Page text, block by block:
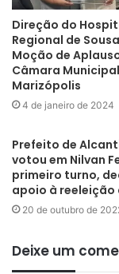
Direção do
Regional de
Moção de
Câmara
Marizópolis
4 de janeiro de 2024
Prefeito de
votou em Nilvan
primeiro turno,
apoio à reeleição
20 de outubro de
Deixe um